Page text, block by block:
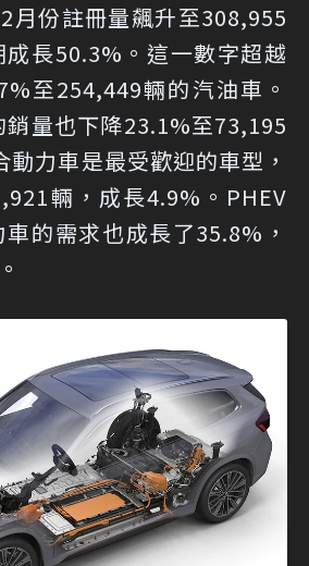
月份註冊量飆升至308,955
長50.3%。這一數字超越
至254,449輛的汽油車。
量也下降23.1%至73,195
力車是最受歡迎的車型，
輛，成長4.9%。PHEV
的需求也成長了35.8%，